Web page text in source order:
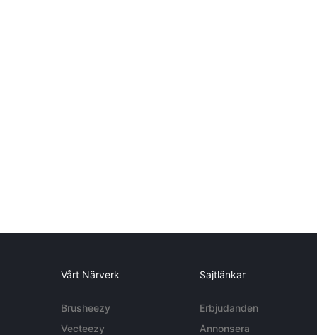
Vårt Närverk
Brusheezy
Vecteezy
Sajtlänkar
Erbjudanden
Annonsera